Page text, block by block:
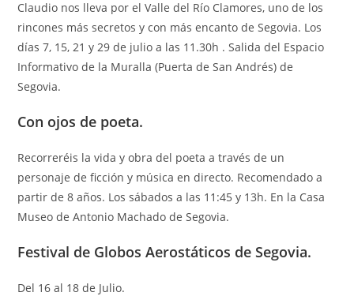
Claudio nos lleva por el Valle del Río Clamores, uno de los
rincones más secretos y con más encanto de Segovia. Los
días 7, 15, 21 y 29 de julio a las 11.30h . Salida del Espacio
Informativo de la Muralla (Puerta de San Andrés) de
Segovia.
Con ojos de poeta.
Recorreréis la vida y obra del poeta a través de un
personaje de ficción y música en directo. Recomendado a
partir de 8 años. Los sábados a las 11:45 y 13h. En la Casa
Museo de Antonio Machado de Segovia.
Festival de Globos Aerostáticos de Segovia.
Del 16 al 18 de Julio.